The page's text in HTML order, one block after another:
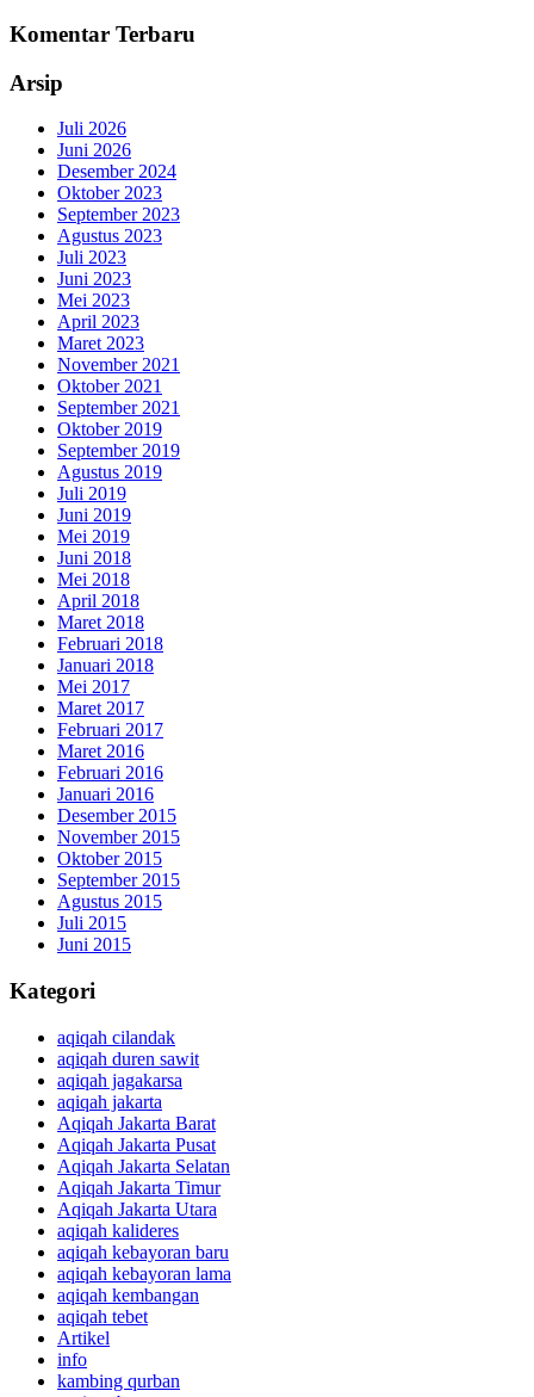
Komentar Terbaru
Arsip
Juli 2026
Juni 2026
Desember 2024
Oktober 2023
September 2023
Agustus 2023
Juli 2023
Juni 2023
Mei 2023
April 2023
Maret 2023
November 2021
Oktober 2021
September 2021
Oktober 2019
September 2019
Agustus 2019
Juli 2019
Juni 2019
Mei 2019
Juni 2018
Mei 2018
April 2018
Maret 2018
Februari 2018
Januari 2018
Mei 2017
Maret 2017
Februari 2017
Maret 2016
Februari 2016
Januari 2016
Desember 2015
November 2015
Oktober 2015
September 2015
Agustus 2015
Juli 2015
Juni 2015
Kategori
aqiqah cilandak
aqiqah duren sawit
aqiqah jagakarsa
aqiqah jakarta
Aqiqah Jakarta Barat
Aqiqah Jakarta Pusat
Aqiqah Jakarta Selatan
Aqiqah Jakarta Timur
Aqiqah Jakarta Utara
aqiqah kalideres
aqiqah kebayoran baru
aqiqah kebayoran lama
aqiqah kembangan
aqiqah tebet
Artikel
info
kambing qurban